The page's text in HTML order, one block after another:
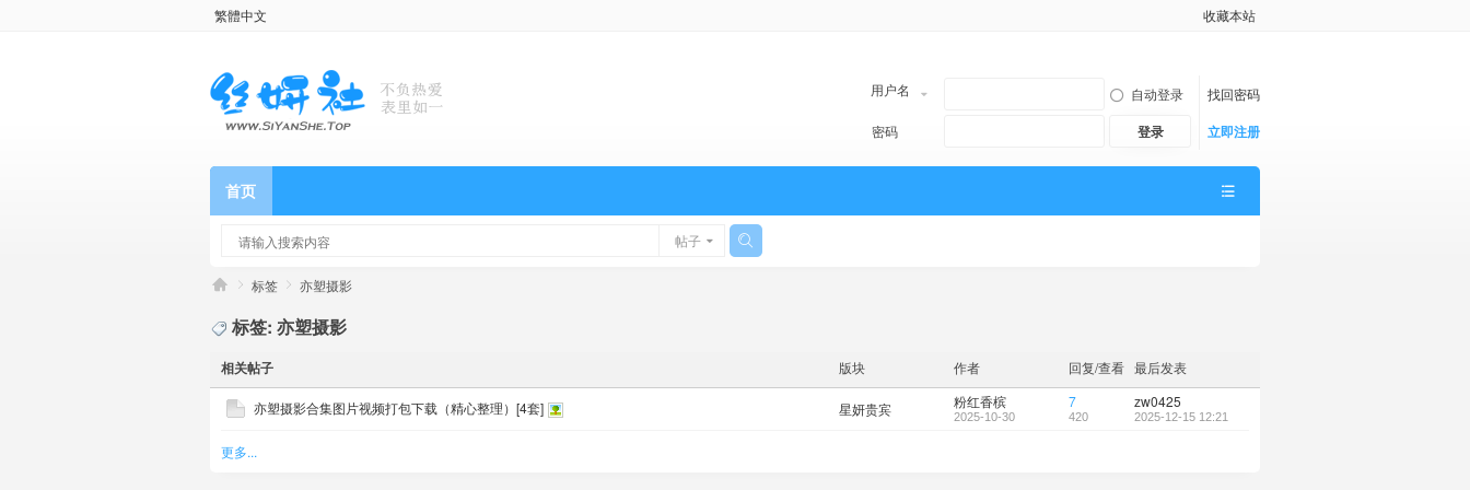
繁體中文 收藏本站
用户名 自动登录
找回密码
密码
登录 立即注册
首页
帖子
标签 亦塑摄影
标签: 亦塑摄影
相关帖子 版块 作者 回复/查看 最后发表
亦塑摄影合集图片视频打包下载（精心整理）[4套] 星妍贵宾 粉红香槟
2025-10-30
7
420
zw0425
2025-12-15 12:21
更多...